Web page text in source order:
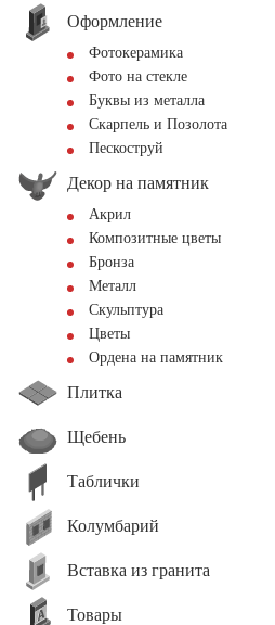
Оформление
Фотокерамика
Фото на стекле
Буквы из металла
Скарпель и Позолота
Пескоструй
Декор на памятник
Акрил
Композитные цветы
Бронза
Металл
Скульптура
Цветы
Ордена на памятник
Плитка
Щебень
Таблички
Колумбарий
Вставка из гранита
Товары